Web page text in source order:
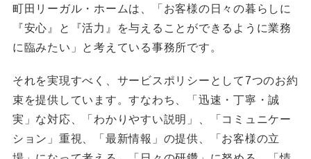
町田リーガル・ホームは、「お客様の日々の暮らしに
『安心』と『活力』を与えることができるように業務
に臨みたい」と考えている事務所です。
それを実現すべく、サービスポリシーとして7つのお約
束を提供しています。すなわち、「迅速・丁寧・誠
実」な対応、「わかりやすい説明」、「コミュニケー
ション」重視、「最新情報」の提供、「お客様の立